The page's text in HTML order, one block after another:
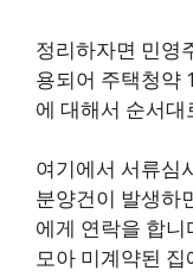
정리하자면 민영
용되어 주택청약
에 대해서 순서
여기에서 서류심
분양건이 발생하
에게 연락을 합
모아 미계약된